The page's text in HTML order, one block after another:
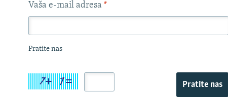
Vaša e-mail adresa *
Pratite nas
Pratite nas